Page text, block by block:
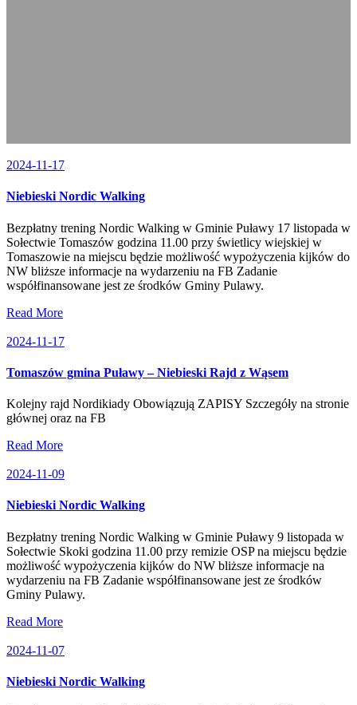
2024-11-17
Niebieski Nordic Walking
Bezpłatny trening Nordic Walking w Gminie Puławy 17 listopada w
Sołectwie Tomaszów godzina 11.00 przy świetlicy wiejskiej w
Tomaszowie na miejscu będzie możliwość wypożyczenia kijków do
NW bliższe informacje na wydarzeniu na FB Zadanie
współfinansowane jest ze środków Gminy Pulawy.
Read More
2024-11-17
Tomaszów gmina Puławy – Niebieski Rajd z Wąsem
Kolejny rajd Nordikiady Obowiązują ZAPISY Szczegóły na stronie
głównej oraz na FB
Read More
2024-11-09
Niebieski Nordic Walking
Bezpłatny trening Nordic Walking w Gminie Puławy 9 listopada w
Sołectwie Skoki godzina 11.00 przy remizie OSP na miejscu będzie
możliwość wypożyczenia kijków do NW bliższe informacje na
wydarzeniu na FB Zadanie współfinansowane jest ze środków
Gminy Pulawy.
Read More
2024-11-07
Niebieski Nordic Walking